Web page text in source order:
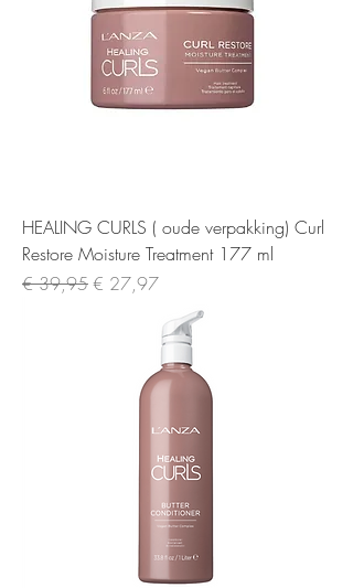
HEALING CURLS ( oude verpakking) Curl
Restore Moisture Treatment 177 ml
Normale prijs
€ 39,95Verkoopprijs
€ 27,97